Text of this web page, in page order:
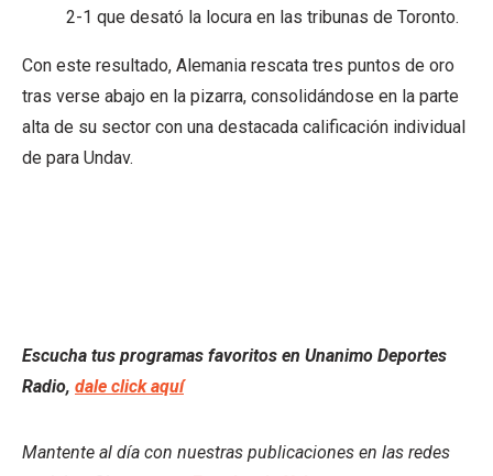
2-1 que desató la locura en las tribunas de Toronto.
Con este resultado, Alemania rescata tres puntos de oro
tras verse abajo en la pizarra, consolidándose en la parte
alta de su sector con una destacada calificación individual
de para Undav.
Escucha tus programas favoritos en Unanimo Deportes
Radio, dale click aquí
Mantente al día con nuestras publicaciones en las redes